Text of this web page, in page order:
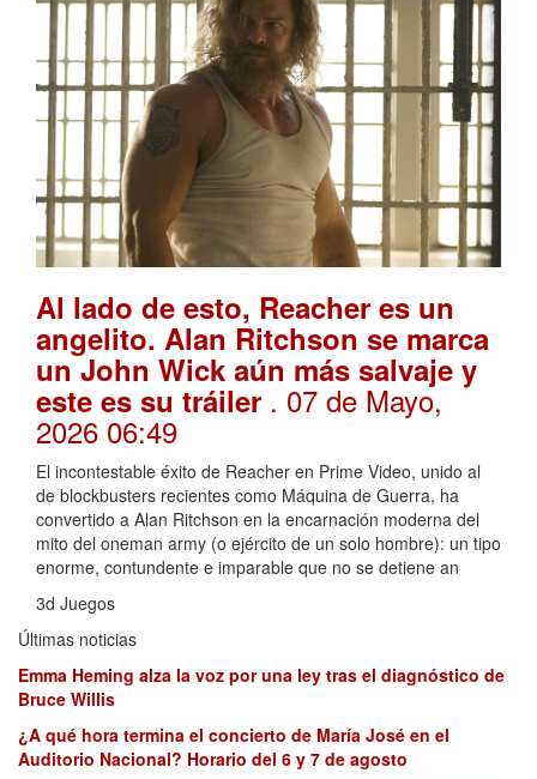
Al lado de esto, Reacher es un
angelito. Alan Ritchson se marca
un John Wick aún más salvaje y
este es su tráiler . 07 de Mayo,
2026 06:49
El incontestable éxito de Reacher en Prime Video, unido al
de blockbusters recientes como Máquina de Guerra, ha
convertido a Alan Ritchson en la encarnación moderna del
mito del oneman army (o ejército de un solo hombre): un tipo
enorme, contundente e imparable que no se detiene an
3d Juegos
Últimas noticias
Emma Heming alza la voz por una ley tras el diagnóstico de
Bruce Willis
¿A qué hora termina el concierto de María José en el
Auditorio Nacional? Horario del 6 y 7 de agosto